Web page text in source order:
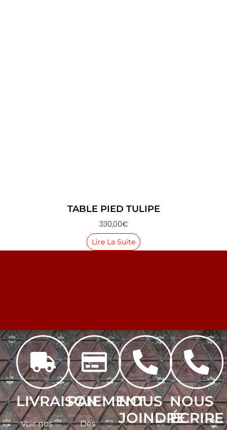
TABLE PIED TULIPE
330,00€
Lire La Suite
LIVRAISON
Voir nos
PAIEMENT
Dès
NOUS
JOINDRE
NOUS
ÉCRIRE